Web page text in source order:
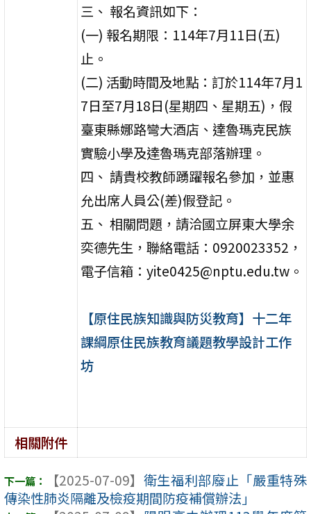
三、 報名資訊如下：
(一) 報名期限：114年7月11日(五)
止。
(二) 活動時間及地點：訂於114年7月1
7日至7月18日(星期四、星期五)，假
臺東縣娜路彎大酒店、達魯瑪克民族
實驗小學及達魯瑪克部落辦理。
四、 請貴校教師踴躍報名參加，並惠
允出席人員公(差)假登記。
五、 相關問題，請洽國立屏東大學余
奕德先生，聯絡電話：0920023352，
電子信箱：yite0425@nptu.edu.tw。
【原住民族知識與防災教育】十二年
課綱原住民族教育議題教學設計工作
坊
相關附件
【2025-07-09】 衛生福利部廢止「嚴重特殊
傳染性肺炎隔離及檢疫期間防疫補償辦法」